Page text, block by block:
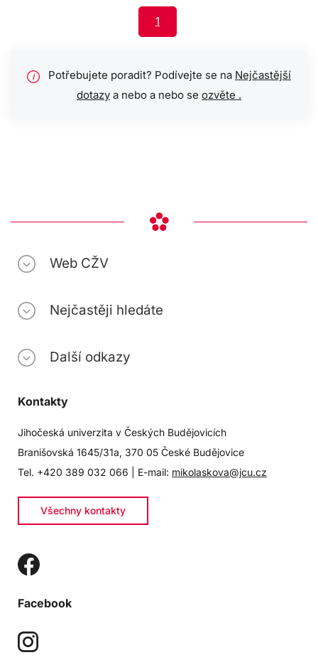
1
i Potřebujete poradit? Podívejte se na Nejčastější
dotazy a nebo a nebo se ozvěte .
Web CŽV
Nejčastěji hledáte
Další odkazy
Kontakty
Jihočeská univerzita v Českých Budějovicích
Branišovská 1645/31a, 370 05 České Budějovice
Tel. +420 389 032 066 | E-mail: mikolaskova@jcu.cz
Všechny kontakty
Facebook